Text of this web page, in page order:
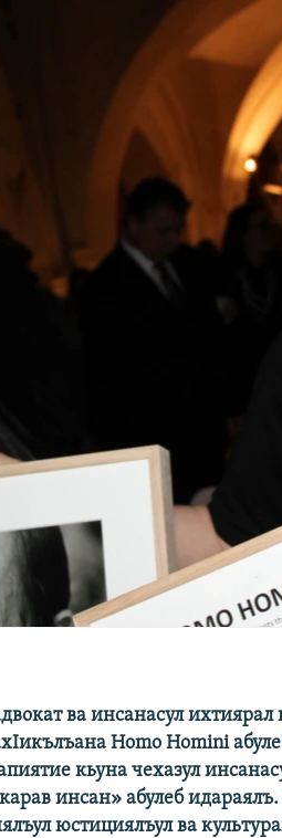
ва инсанасул
Homo Homini
кьуна чехазул
инсан» абулеб
юстициялъул ва